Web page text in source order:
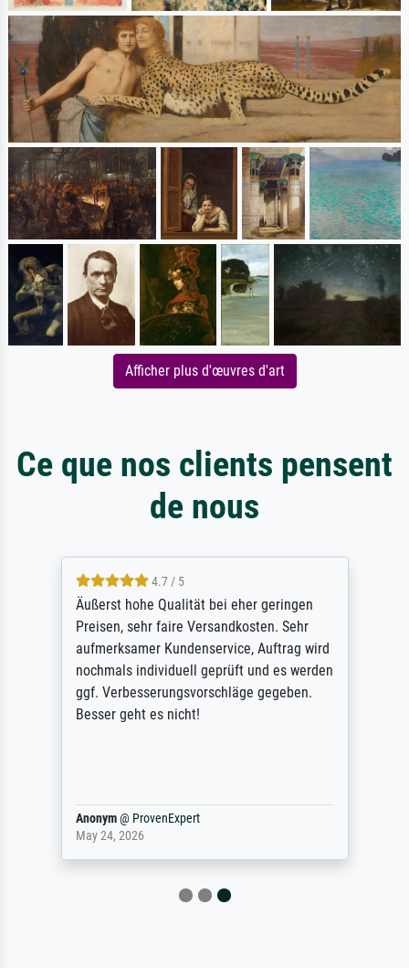
Afficher plus d'œuvres d'art
Ce que nos clients pensent
de nous
4.7 / 5
Äußerst hohe Qualität bei eher geringen
Preisen, sehr faire Versandkosten. Sehr
aufmerksamer Kundenservice, Auftrag wird
nochmals individuell geprüft und es werden
ggf. Verbesserungsvorschläge gegeben.
Besser geht es nicht!
Anonym@ ProvenExpert
May 24, 2026